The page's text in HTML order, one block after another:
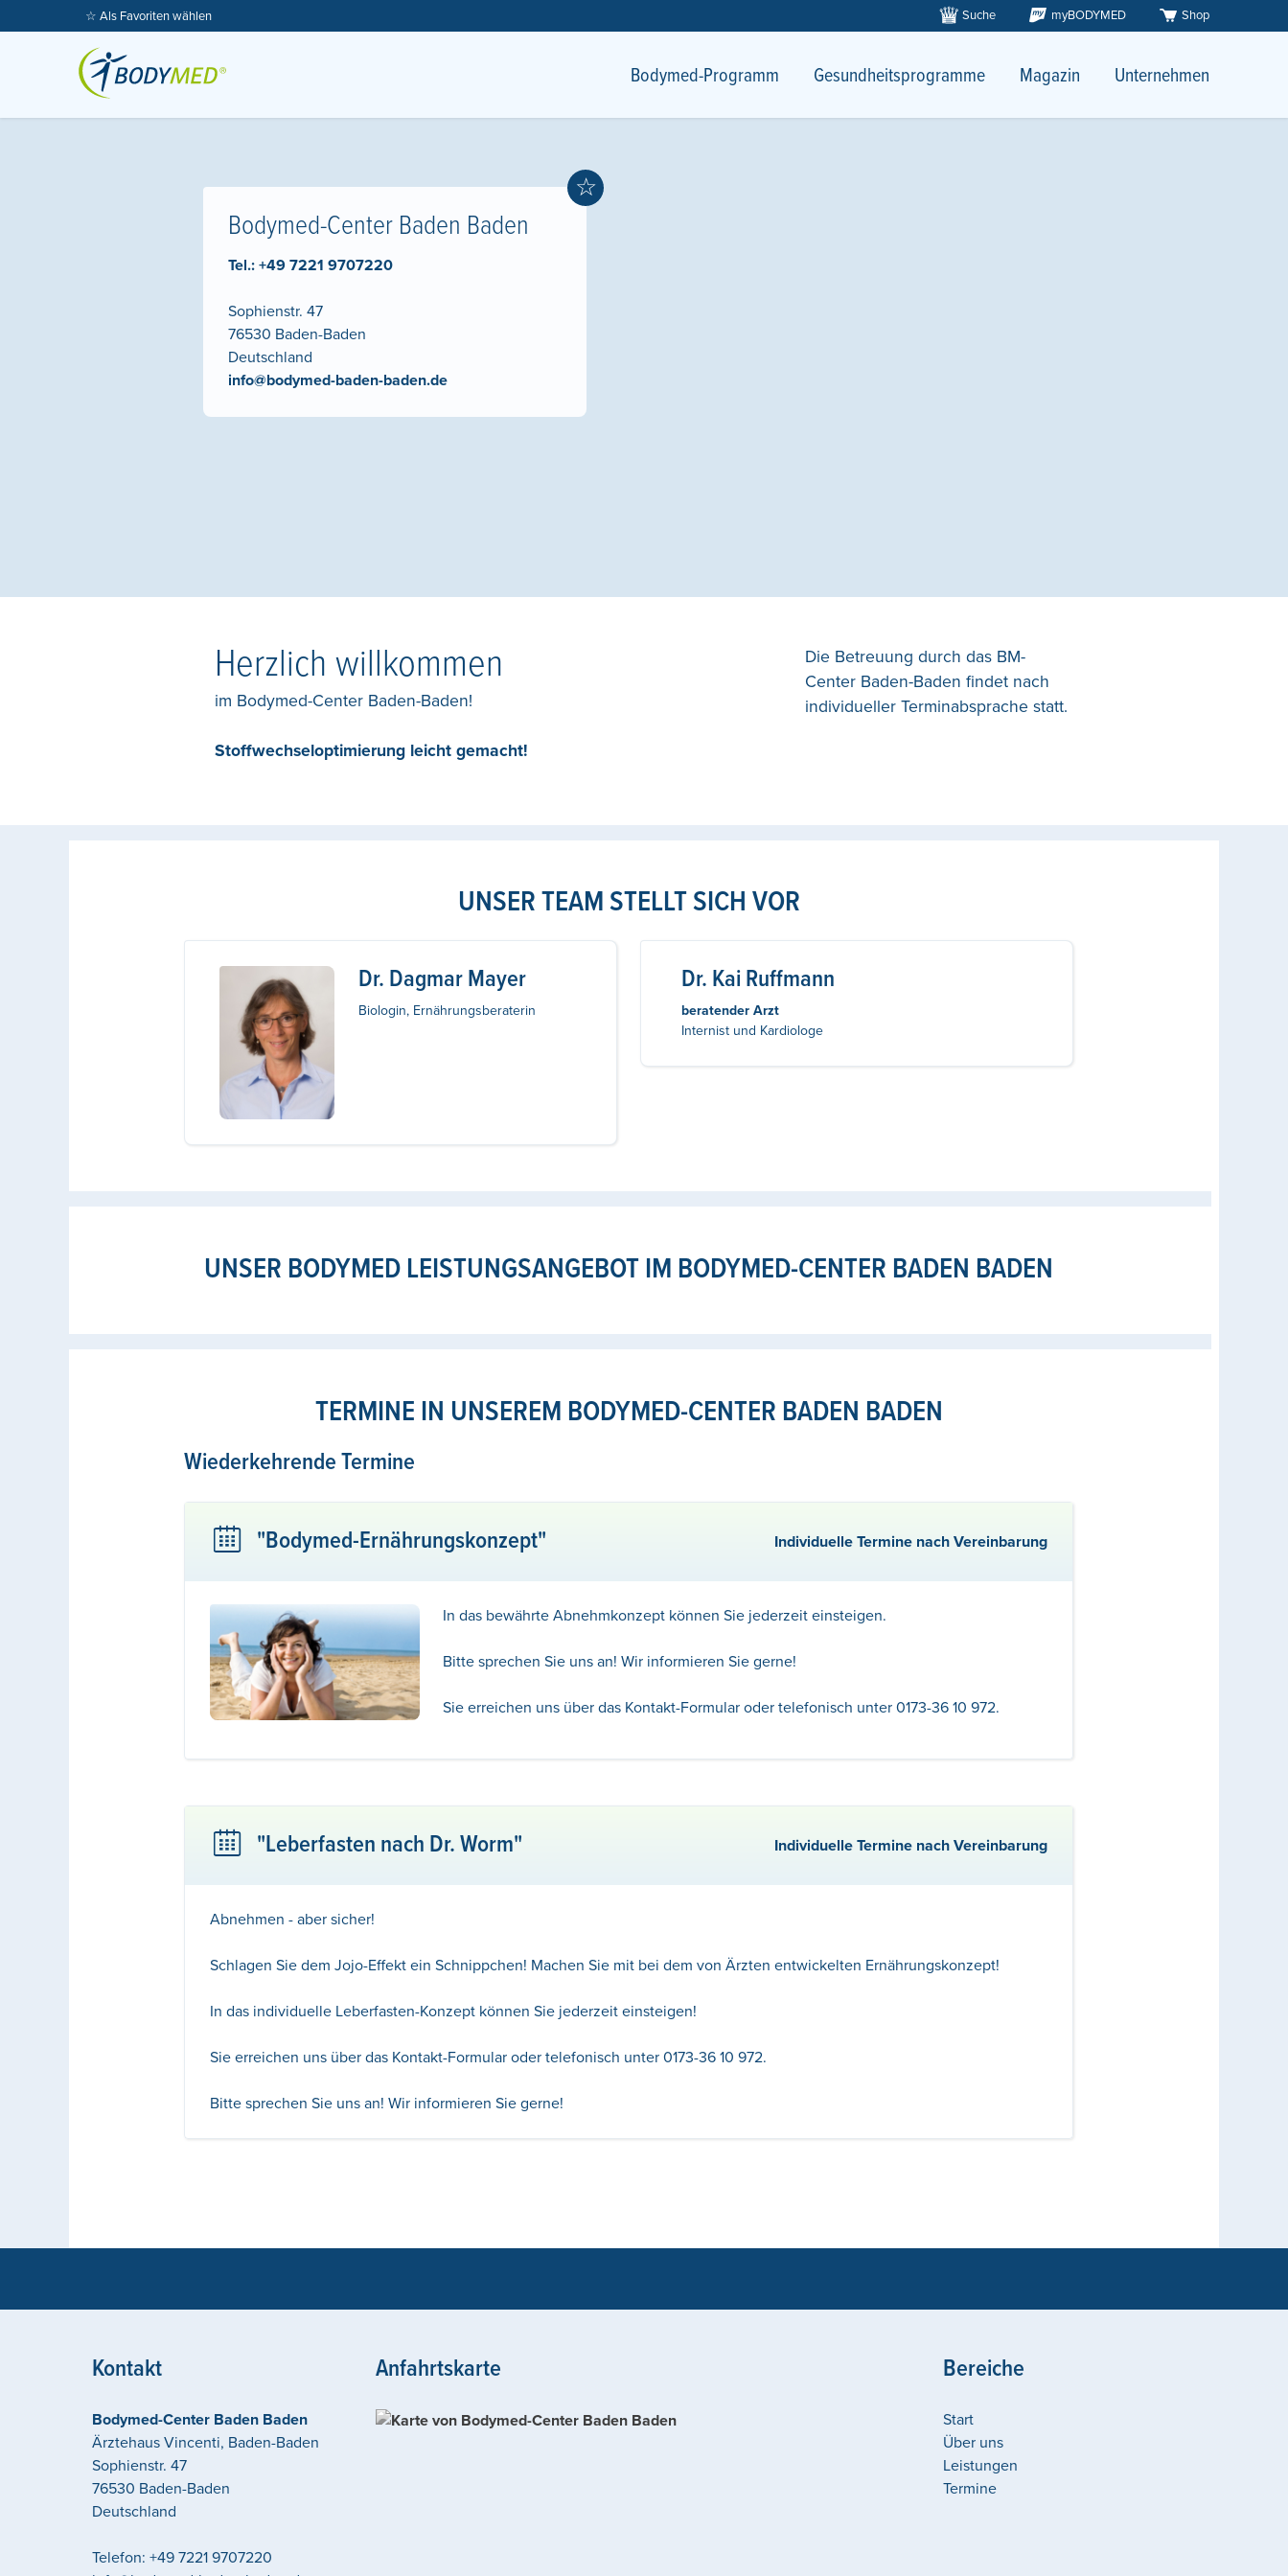
☆ Als Favoriten wählen Suche myBODYMED Shop
Bodymed-Programm Gesundheitsprogramme Magazin Unternehmen
☆
Bodymed-Center Baden Baden
Tel.: +49 7221 9707220
Sophienstr. 47
76530 Baden-Baden
Deutschland
info@bodymed-baden-baden.de
Herzlich willkommen
im Bodymed-Center Baden-Baden!
Stoffwechseloptimierung leicht gemacht!
Die Betreuung durch das BM-
Center Baden-Baden findet nach
individueller Terminabsprache statt.
UNSER TEAM STELLT SICH VOR
Dr. Dagmar Mayer
Biologin, Ernährungsberaterin
Dr. Kai Ruffmann
beratender Arzt
Internist und Kardiologe
UNSER BODYMED LEISTUNGSANGEBOT IM BODYMED-CENTER BADEN BADEN
TERMINE IN UNSEREM BODYMED-CENTER BADEN BADEN
Wiederkehrende Termine
"Bodymed-Ernährungskonzept" Individuelle Termine nach Vereinbarung
In das bewährte Abnehmkonzept können Sie jederzeit einsteigen.
Bitte sprechen Sie uns an! Wir informieren Sie gerne!
Sie erreichen uns über das Kontakt-Formular oder telefonisch unter 0173-36 10 972.
"Leberfasten nach Dr. Worm" Individuelle Termine nach Vereinbarung
Abnehmen - aber sicher!
Schlagen Sie dem Jojo-Effekt ein Schnippchen! Machen Sie mit bei dem von Ärzten entwickelten Ernährungskonzept!
In das individuelle Leberfasten-Konzept können Sie jederzeit einsteigen!
Sie erreichen uns über das Kontakt-Formular oder telefonisch unter 0173-36 10 972.
Bitte sprechen Sie uns an! Wir informieren Sie gerne!
Kontakt
Bodymed-Center Baden Baden
Ärztehaus Vincenti, Baden-Baden
Sophienstr. 47
76530 Baden-Baden
Deutschland
Telefon: +49 7221 9707220
Anfahrtskarte Bereiche
Start
Über uns
Leistungen
Termine